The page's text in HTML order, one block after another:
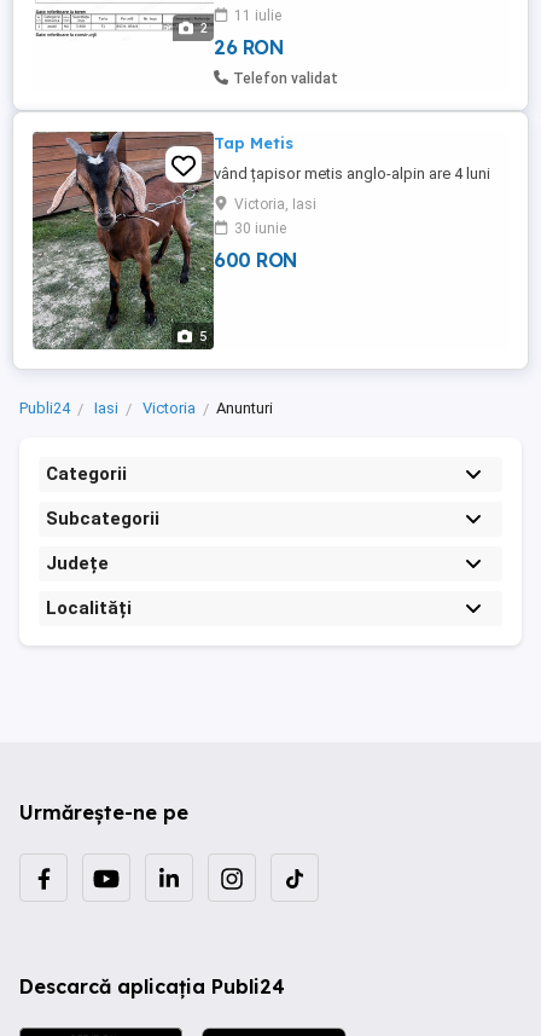
2
mai multe terenuri extravilane de diferite
suprafețe inclusiv ...
11 iulie
26 RON
Telefon validat
5
Tap Metis
vând țapisor metis anglo-alpin are 4 luni
Victoria, Iasi
30 iunie
600 RON
Publi24 Iasi Victoria Anunturi
Categorii
Subcategorii
Județe
Localități
Urmărește-ne pe
Descarcă aplicația Publi24